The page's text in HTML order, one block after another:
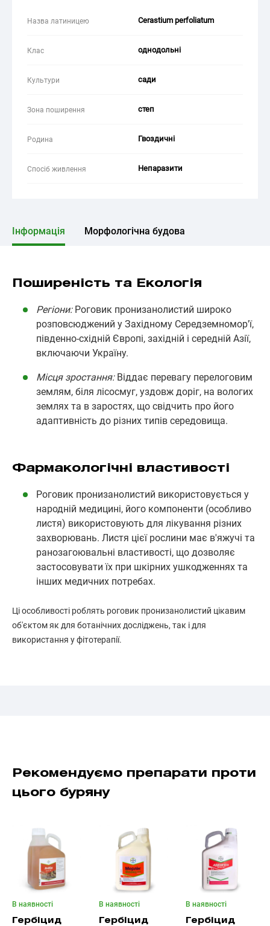
Назва латиницею Cerastium perfoliatum
Клас однодольні
Культури сади
Зона поширення степ
Родина Гвоздичні
Спосіб живлення Непаразити
Інформація Морфологічна будова
Поширеність та Екологія
Регіони:Роговик пронизанолистий широко
розповсюджений у Західному Середземномор'ї,
південно-східній Європі, західній і середній Азії,
включаючи Україну.
Місця зростання:Віддає перевагу перелоговим
землям, біля лісосмуг, уздовж доріг, на вологих
землях та в заростях, що свідчить про його
адаптивність до різних типів середовища.
Фармакологічні властивості
Роговик пронизанолистий використовується у
народній медицині, його компоненти (особливо
листя) використовують для лікування різних
захворювань. Листя цієї рослини має в'яжучі та
ранозагоювальні властивості, що дозволяє
застосовувати їх при шкірних ушкодженнях та
інших медичних потребах.
Ці особливості роблять роговик пронизанолистий цікавим
об'єктом як для ботанічних досліджень, так і для
використання у фітотерапії.
Рекомендуємо препарати проти
цього буряну
В наявності
Гербіцид
В наявності
Гербіцид
В наявності
Гербіцид